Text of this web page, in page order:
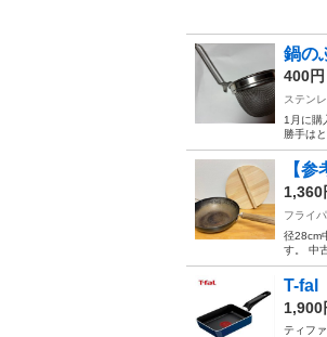
鍋の
400円
ステン
1月に購
勝手は
【
1,360
フライ
径28cm
す。 中
T-fal
1,900
ティフ